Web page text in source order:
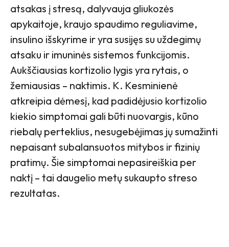
atsakas į stresą, dalyvauja gliukozės
apykaitoje, kraujo spaudimo reguliavime,
insulino išskyrime ir yra susijęs su uždegimų
atsaku ir imuninės sistemos funkcijomis.
Aukščiausias kortizolio lygis yra rytais, o
žemiausias – naktimis. K. Kesminienė
atkreipia dėmesį, kad padidėjusio kortizolio
kiekio simptomai gali būti nuovargis, kūno
riebalų perteklius, nesugebėjimas jų sumažinti
nepaisant subalansuotos mitybos ir fizinių
pratimų. Šie simptomai nepasireiškia per
naktį – tai daugelio metų sukaupto streso
rezultatas.